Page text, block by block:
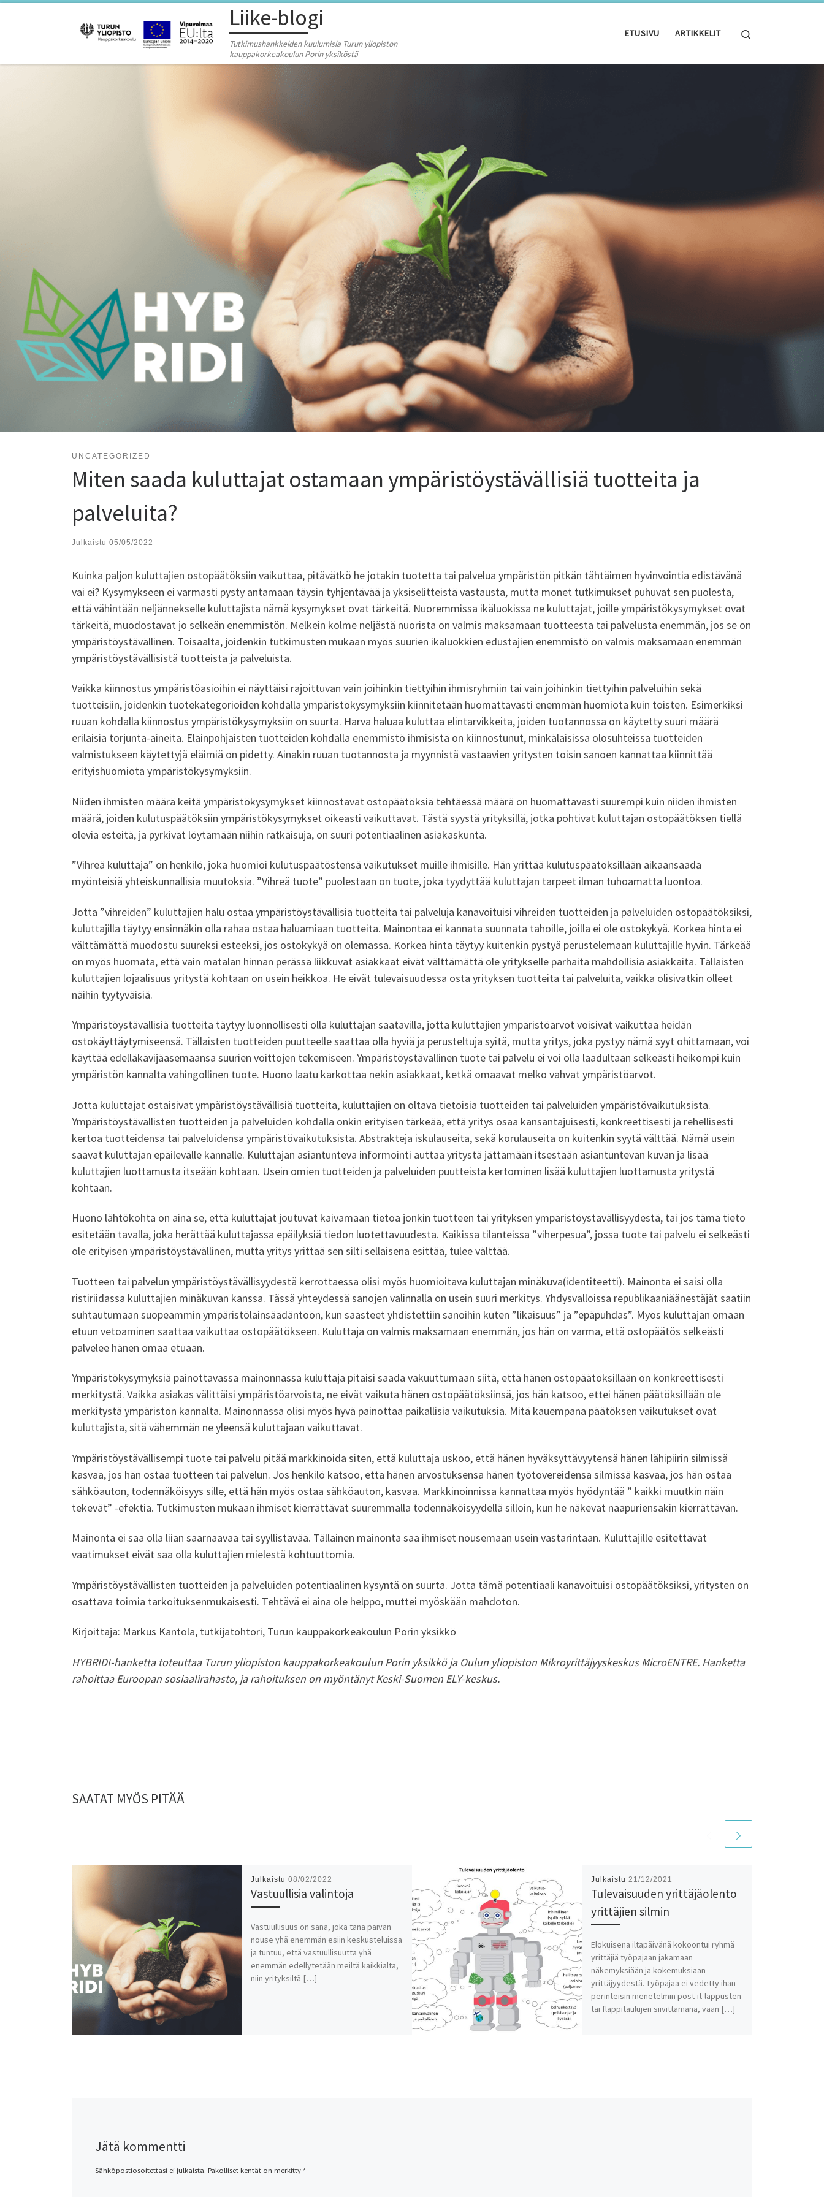
Liike-blogi
Tutkimushankkeiden kuulumisia Turun yliopiston
kauppakorkeakoulun Porin yksiköstä
ETUSIVU ARTIKKELIT
UNCATEGORIZED
Miten saada kuluttajat ostamaan ympäristöystävällisiä tuotteita ja
palveluita?
Julkaistu 05/05/2022
Kuinka paljon kuluttajien ostopäätöksiin vaikuttaa, pitävätkö he jotakin tuotetta tai palvelua ympäristön pitkän tähtäimen hyvinvointia edistävänä
vai ei? Kysymykseen ei varmasti pysty antamaan täysin tyhjentävää ja yksiselitteistä vastausta, mutta monet tutkimukset puhuvat sen puolesta,
että vähintään neljännekselle kuluttajista nämä kysymykset ovat tärkeitä. Nuoremmissa ikäluokissa ne kuluttajat, joille ympäristökysymykset ovat
tärkeitä, muodostavat jo selkeän enemmistön. Melkein kolme neljästä nuorista on valmis maksamaan tuotteesta tai palvelusta enemmän, jos se on
ympäristöystävällinen. Toisaalta, joidenkin tutkimusten mukaan myös suurien ikäluokkien edustajien enemmistö on valmis maksamaan enemmän
ympäristöystävällisistä tuotteista ja palveluista.
Vaikka kiinnostus ympäristöasioihin ei näyttäisi rajoittuvan vain joihinkin tiettyihin ihmisryhmiin tai vain joihinkin tiettyihin palveluihin sekä
tuotteisiin, joidenkin tuotekategorioiden kohdalla ympäristökysymyksiin kiinnitetään huomattavasti enemmän huomiota kuin toisten. Esimerkiksi
ruuan kohdalla kiinnostus ympäristökysymyksiin on suurta. Harva haluaa kuluttaa elintarvikkeita, joiden tuotannossa on käytetty suuri määrä
erilaisia torjunta-aineita. Eläinpohjaisten tuotteiden kohdalla enemmistö ihmisistä on kiinnostunut, minkälaisissa olosuhteissa tuotteiden
valmistukseen käytettyjä eläimiä on pidetty. Ainakin ruuan tuotannosta ja myynnistä vastaavien yritysten toisin sanoen kannattaa kiinnittää
erityishuomiota ympäristökysymyksiin.
Niiden ihmisten määrä keitä ympäristökysymykset kiinnostavat ostopäätöksiä tehtäessä määrä on huomattavasti suurempi kuin niiden ihmisten
määrä, joiden kulutuspäätöksiin ympäristökysymykset oikeasti vaikuttavat. Tästä syystä yrityksillä, jotka pohtivat kuluttajan ostopäätöksen tiellä
olevia esteitä, ja pyrkivät löytämään niihin ratkaisuja, on suuri potentiaalinen asiakaskunta.
”Vihreä kuluttaja” on henkilö, joka huomioi kulutuspäätöstensä vaikutukset muille ihmisille. Hän yrittää kulutuspäätöksillään aikaansaada
myönteisiä yhteiskunnallisia muutoksia. ”Vihreä tuote” puolestaan on tuote, joka tyydyttää kuluttajan tarpeet ilman tuhoamatta luontoa.
Jotta ”vihreiden” kuluttajien halu ostaa ympäristöystävällisiä tuotteita tai palveluja kanavoituisi vihreiden tuotteiden ja palveluiden ostopäätöksiksi,
kuluttajilla täytyy ensinnäkin olla rahaa ostaa haluamiaan tuotteita. Mainontaa ei kannata suunnata tahoille, joilla ei ole ostokykyä. Korkea hinta ei
välttämättä muodostu suureksi esteeksi, jos ostokykyä on olemassa. Korkea hinta täytyy kuitenkin pystyä perustelemaan kuluttajille hyvin. Tärkeää
on myös huomata, että vain matalan hinnan perässä liikkuvat asiakkaat eivät välttämättä ole yritykselle parhaita mahdollisia asiakkaita. Tällaisten
kuluttajien lojaalisuus yritystä kohtaan on usein heikkoa. He eivät tulevaisuudessa osta yrityksen tuotteita tai palveluita, vaikka olisivatkin olleet
näihin tyytyväisiä.
Ympäristöystävällisiä tuotteita täytyy luonnollisesti olla kuluttajan saatavilla, jotta kuluttajien ympäristöarvot voisivat vaikuttaa heidän
ostokäyttäytymiseensä. Tällaisten tuotteiden puutteelle saattaa olla hyviä ja perusteltuja syitä, mutta yritys, joka pystyy nämä syyt ohittamaan, voi
käyttää edelläkävijäasemaansa suurien voittojen tekemiseen. Ympäristöystävällinen tuote tai palvelu ei voi olla laadultaan selkeästi heikompi kuin
ympäristön kannalta vahingollinen tuote. Huono laatu karkottaa nekin asiakkaat, ketkä omaavat melko vahvat ympäristöarvot.
Jotta kuluttajat ostaisivat ympäristöystävällisiä tuotteita, kuluttajien on oltava tietoisia tuotteiden tai palveluiden ympäristövaikutuksista.
Ympäristöystävällisten tuotteiden ja palveluiden kohdalla onkin erityisen tärkeää, että yritys osaa kansantajuisesti, konkreettisesti ja rehellisesti
kertoa tuotteidensa tai palveluidensa ympäristövaikutuksista. Abstrakteja iskulauseita, sekä korulauseita on kuitenkin syytä välttää. Nämä usein
saavat kuluttajan epäilevälle kannalle. Kuluttajan asiantunteva informointi auttaa yritystä jättämään itsestään asiantuntevan kuvan ja lisää
kuluttajien luottamusta itseään kohtaan. Usein omien tuotteiden ja palveluiden puutteista kertominen lisää kuluttajien luottamusta yritystä
kohtaan.
Huono lähtökohta on aina se, että kuluttajat joutuvat kaivamaan tietoa jonkin tuotteen tai yrityksen ympäristöystävällisyydestä, tai jos tämä tieto
esitetään tavalla, joka herättää kuluttajassa epäilyksiä tiedon luotettavuudesta. Kaikissa tilanteissa ”viherpesua”, jossa tuote tai palvelu ei selkeästi
ole erityisen ympäristöystävällinen, mutta yritys yrittää sen silti sellaisena esittää, tulee välttää.
Tuotteen tai palvelun ympäristöystävällisyydestä kerrottaessa olisi myös huomioitava kuluttajan minäkuva(identiteetti). Mainonta ei saisi olla
ristiriidassa kuluttajien minäkuvan kanssa. Tässä yhteydessä sanojen valinnalla on usein suuri merkitys. Yhdysvalloissa republikaaniäänestäjät saatiin
suhtautumaan suopeammin ympäristölainsäädäntöön, kun saasteet yhdistettiin sanoihin kuten ”likaisuus” ja ”epäpuhdas”. Myös kuluttajan omaan
etuun vetoaminen saattaa vaikuttaa ostopäätökseen. Kuluttaja on valmis maksamaan enemmän, jos hän on varma, että ostopäätös selkeästi
palvelee hänen omaa etuaan.
Ympäristökysymyksiä painottavassa mainonnassa kuluttaja pitäisi saada vakuuttumaan siitä, että hänen ostopäätöksillään on konkreettisesti
merkitystä. Vaikka asiakas välittäisi ympäristöarvoista, ne eivät vaikuta hänen ostopäätöksiinsä, jos hän katsoo, ettei hänen päätöksillään ole
merkitystä ympäristön kannalta. Mainonnassa olisi myös hyvä painottaa paikallisia vaikutuksia. Mitä kauempana päätöksen vaikutukset ovat
kuluttajista, sitä vähemmän ne yleensä kuluttajaan vaikuttavat.
Ympäristöystävällisempi tuote tai palvelu pitää markkinoida siten, että kuluttaja uskoo, että hänen hyväksyttävyytensä hänen lähipiirin silmissä
kasvaa, jos hän ostaa tuotteen tai palvelun. Jos henkilö katsoo, että hänen arvostuksensa hänen työtovereidensa silmissä kasvaa, jos hän ostaa
sähköauton, todennäköisyys sille, että hän myös ostaa sähköauton, kasvaa. Markkinoinnissa kannattaa myös hyödyntää ” kaikki muutkin näin
tekevät” -efektiä. Tutkimusten mukaan ihmiset kierrättävät suuremmalla todennäköisyydellä silloin, kun he näkevät naapuriensakin kierrättävän.
Mainonta ei saa olla liian saarnaavaa tai syyllistävää. Tällainen mainonta saa ihmiset nousemaan usein vastarintaan. Kuluttajille esitettävät
vaatimukset eivät saa olla kuluttajien mielestä kohtuuttomia.
Ympäristöystävällisten tuotteiden ja palveluiden potentiaalinen kysyntä on suurta. Jotta tämä potentiaali kanavoituisi ostopäätöksiksi, yritysten on
osattava toimia tarkoituksenmukaisesti. Tehtävä ei aina ole helppo, muttei myöskään mahdoton.
Kirjoittaja: Markus Kantola, tutkijatohtori, Turun kauppakorkeakoulun Porin yksikkö
HYBRIDI-hanketta toteuttaa Turun yliopiston kauppakorkeakoulun Porin yksikkö ja Oulun yliopiston Mikroyrittäjyyskeskus MicroENTRE. Hanketta
rahoittaa Euroopan sosiaalirahasto, ja rahoituksen on myöntänyt Keski-Suomen ELY-keskus.
SAATAT MYÖS PITÄÄ
Julkaistu 08/02/2022
Vastuullisia valintoja
Vastuullisuus on sana, joka tänä päivän
nouse yhä enemmän esiin keskusteluissa
ja tuntuu, että vastuullisuutta yhä
enemmän edellytetään meiltä kaikkialta,
niin yrityksiltä […]
Julkaistu 21/12/2021
Tulevaisuuden yrittäjäolento
yrittäjien silmin
Elokuisena iltapäivänä kokoontui ryhmä
yrittäjiä työpajaan jakamaan
näkemyksiään ja kokemuksiaan
yrittäjyydestä. Työpajaa ei vedetty ihan
perinteisin menetelmin post-it-lappusten
tai fläppitaulujen siivittämänä, vaan […]
Jätä kommentti
Sähköpostiosoitettasi ei julkaista. Pakolliset kentät on merkitty *